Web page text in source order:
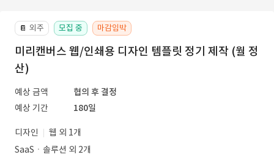
📔 외주 모집 중 마감임박
미리캔버스 웹/인쇄용 디자인 템플릿 정기 제작 (월 정
산)
예상 금액
협의 후 결정
예상 기간
180일
디자인
웹 외 1개
SaaSㆍ솔루션 외 2개